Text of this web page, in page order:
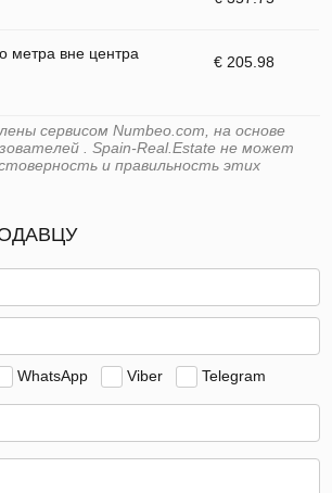
метра вне центра
€ 205.98
сервисом Numbeo.com, на основе
. Spain-Real.Estate не может
и правильность этих
WhatsApp Viber Telegram